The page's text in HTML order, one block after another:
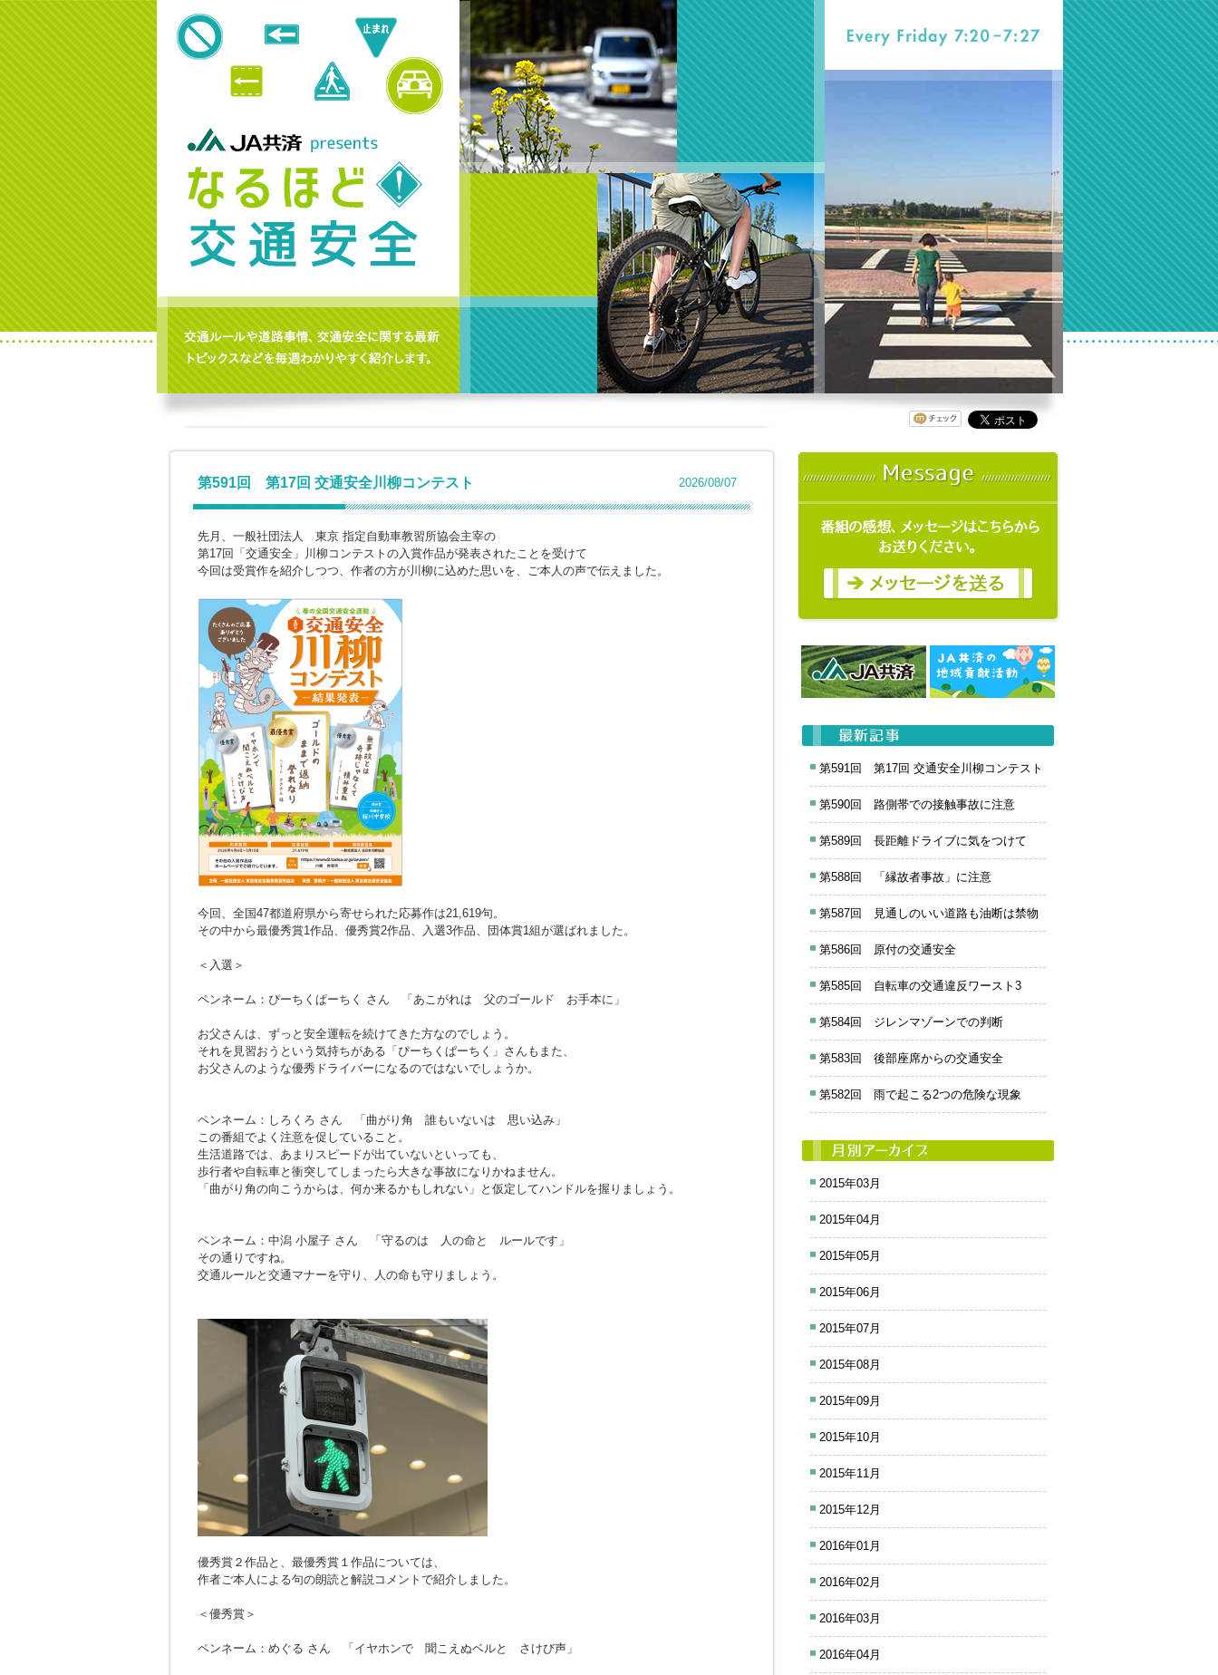
第591回 第17回 交通安全川柳コンテスト 2026/08/07
先月、一般社団法人 東京 指定自動車教習所協会主宰の
第17回「交通安全」川柳コンテストの入賞作品が発表されたことを受けて
今回は受賞作を紹介しつつ、作者の方が川柳に込めた思いを、ご本人の声で伝えました。
今回、全国47都道府県から寄せられた応募作は21,619句。
その中から最優秀賞1作品、優秀賞2作品、入選3作品、団体賞1組が選ばれました。
＜入選＞
ペンネーム：ぴーちくぱーちく さん 「あこがれは 父のゴールド お手本に」
お父さんは、ずっと安全運転を続けてきた方なのでしょう。
それを見習おうという気持ちがある「ぴーちくぱーちく」さんもまた、
お父さんのような優秀ドライバーになるのではないでしょうか。
ペンネーム：しろくろ さん
「曲がり角 誰もいないは 思い込み」
この番組でよく注意を促していること。
生活道路では、あまりスピードが出ていないといっても、
歩行者や自転車と衝突してしまったら大きな事故になりかねません。
「曲がり角の向こうからは、何か来るかもしれない」と仮定してハンドルを握りましょう。
ペンネーム：中潟 小屋子 さん 「 守るのは 人の命と ルールです」
その通りですね。
交通ルールと交通マナーを守り、人の命も守りましょう。
優秀賞２作品と、最優秀賞１作品については、
作者ご本人による句の朗読と解説コメントで紹介しました。
＜優秀賞＞
ペンネーム：めぐる さん 「イヤホンで 聞こえぬベルと さけび声」
第591回 第17回 交通安全川柳コンテスト
第590回 路側帯での接触事故に注意
第589回 長距離ドライブに気をつけて
第588回 「縁故者事故」に注意
第587回 見通しのいい道路も油断は禁物
第586回 原付の交通安全
第585回 自転車の交通違反ワースト3
第584回 ジレンマゾーンでの判断
第583回 後部座席からの交通安全
第582回 雨で起こる2つの危険な現象
2015年03月
2015年04月
2015年05月
2015年06月
2015年07月
2015年08月
2015年09月
2015年10月
2015年11月
2015年12月
2016年01月
2016年02月
2016年03月
2016年04月